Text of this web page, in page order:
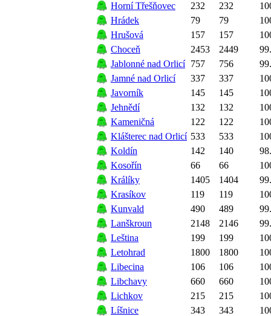
Horní Třešňovec
232 232
Hrádek
79 79
Hrušová
157 157
Choceň
2453 2449
Jablonné nad Orlicí 757 756
Jamné nad Orlicí
337 337
Javorník
145 145
Jehnědí
132 132
Kameničná
122 122
Klášterec nad Orlicí 533 533
Koldín
142 140
Kosořín
66 66
Králíky
1405 1404
Krasíkov
119 119
Kunvald
490 489
Lanškroun
2148 2146
Leština
199 199
Letohrad
1800 1800
Libecina
106 106
Libchavy
660 660
Lichkov
215 215
Líšnice
343 343